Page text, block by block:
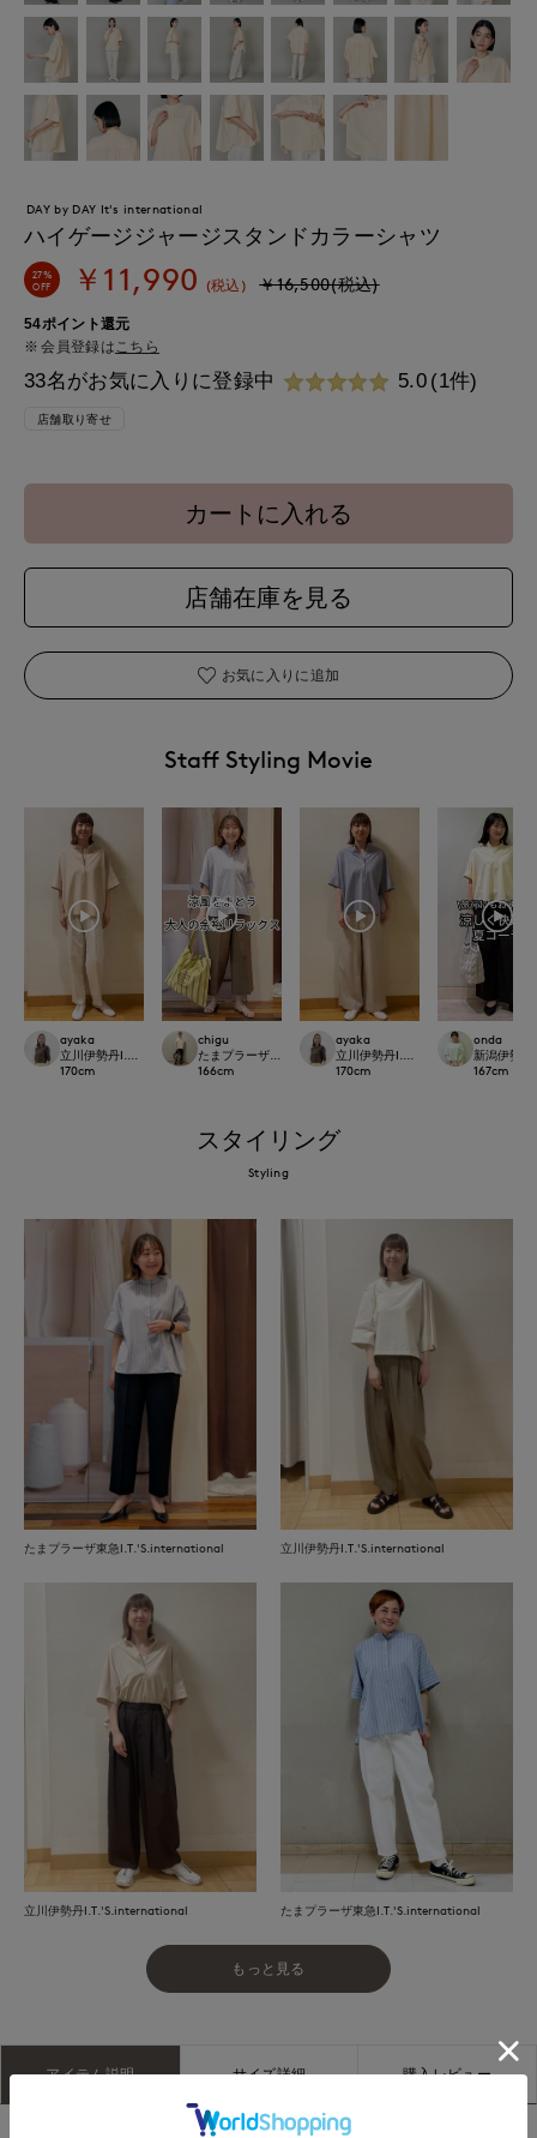
DAY by DAY It's international
ハイゲージジャージスタンドカラーシャツ
27%
OFF
￥11,990 (税込) ￥16,500(税込)
54ポイント還元
会員登録は こちら
33名がお気に入りに登録中 5.0 (1件)
店舗取り寄せ
カートに入れる
店舗在庫を見る
お気に入りに追加
Staff Styling Movie
ayaka
立川伊勢丹I.T.'S.international
170cm
chigu
たまプラーザ東急I.T.'S.international
166cm
ayaka
立川伊勢丹I.T.'S.international
170cm
onda
新潟伊勢
167cm
スタイリング
Styling
たまプラーザ東急I.T.'S.international 立川伊勢丹I.T.'S.international
立川伊勢丹I.T.'S.international たまプラーザ東急I.T.'S.international
もっと見る
アイテム説明 サイズ詳細 購入レビュー